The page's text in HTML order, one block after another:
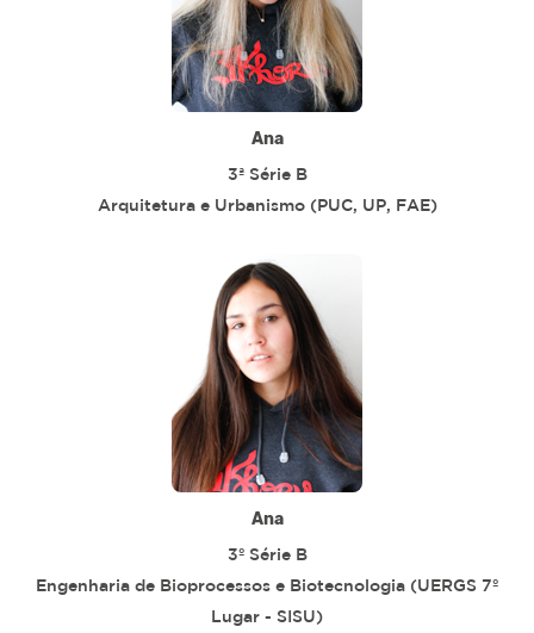
Ana
3ª Série B
Arquitetura e Urbanismo (PUC, UP, FAE)
Ana
3º Série B
Engenharia de Bioprocessos e Biotecnologia (UERGS 7º
Lugar - SISU)